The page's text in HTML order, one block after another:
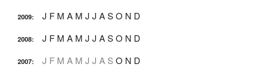
2009: J F M A M J J ASO N D
2008: J F M A M J J ASO N D
2007: J F M A M J J A S O N D